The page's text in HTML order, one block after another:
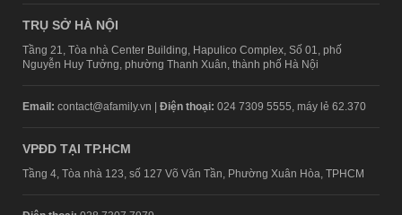
TRỤ SỞ HÀ NỘI
Tầng 21, Tòa nhà Center Building, Hapulico Complex, Số 01, phố
Nguyễn Huy Tưởng, phường Thanh Xuân, thành phố Hà Nội
Email: contact@afamily.vn | Điện thoại: 024 7309 5555, máy lẻ 62.370
VPĐD TẠI TP.HCM
Tầng 4, Tòa nhà 123, số 127 Võ Văn Tần, Phường Xuân Hòa, TPHCM